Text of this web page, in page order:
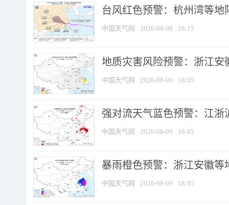
台风红色预警：杭州湾等地
中国天气网 2026-08-09 18:15
地质灾害风险预警：浙江安
中国天气网 2026-08-09 18:05
强对流天气蓝色预警：江浙
中国天气网 2026-08-09 18:05
暴雨橙色预警：浙江安徽等
中国天气网 2026-08-09 18:05